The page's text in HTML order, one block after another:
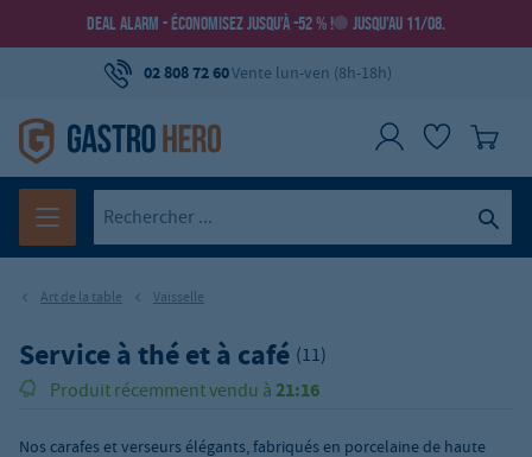
DEAL ALARM - ÉCONOMISEZ JUSQU’À -52 % ! JUSQU’AU 11/08.
02 808 72 60Vente lun-ven (8h-18h)
Art de la table Vaisselle
Service à thé et à café (11)
Produit récemment vendu à 21:16
Nos carafes et verseurs élégants, fabriqués en porcelaine de haute